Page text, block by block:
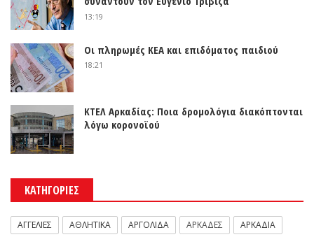
13:19
Οι πληρωμές ΚΕΑ και επιδόματος παιδιού
18:21
ΚΤΕΛ Αρκαδίας: Ποια δρομολόγια διακόπτονται
λόγω κορονοϊού
ΚΑΤΗΓΟΡΙΕΣ
ΑΓΓΕΛΙΕΣ ΑΘΛΗΤΙΚΑ ΑΡΓΟΛΙΔΑ ΑΡΚΑΔΕΣ
ΑΡΚΑΔΙΑ